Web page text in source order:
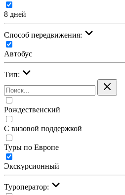
8 дней
Cпособ передвижения:
Автобус
Тип:
Рождественский
С визовой поддержкой
Туры по Европе
Экскурсионный
Туроператор: